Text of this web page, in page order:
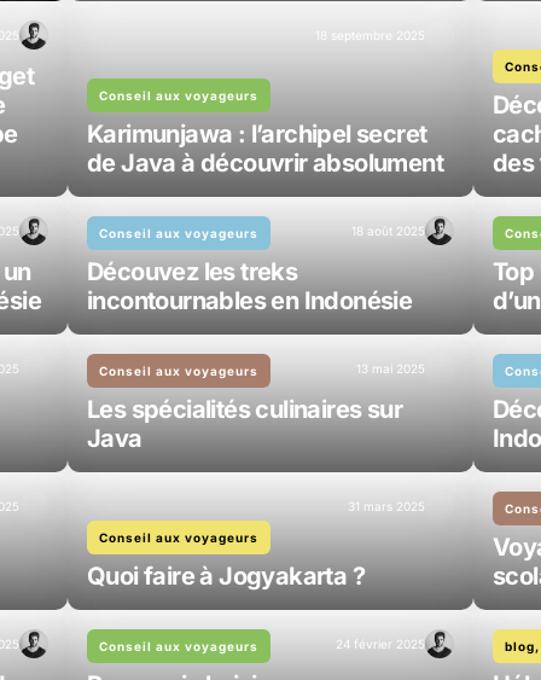
Conseil aux voyageurs
Karimunjawa : l’archipel secret
de Java à découvrir absolument
18 septembre 2025
des
Conseil aux voyageurs
Découvez les treks
incontournables en Indonésie
18 août 2025
Top
Conseil aux voyageurs
Les spécialités culinaires sur
Java
13 mai 2025
Conseil aux voyageurs
Quoi faire à Jogyakarta ?
31 mars 2025
Conseil aux voyageurs 24 février 2025